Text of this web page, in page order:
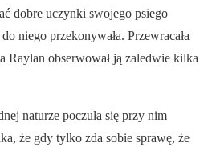
dobre uczynki swojego psiego
niego przekonywała. Przewracała
Raylan obserwował ją zaledwie kilka
naturze poczuła się przy nim
że gdy tylko zda sobie sprawę, że